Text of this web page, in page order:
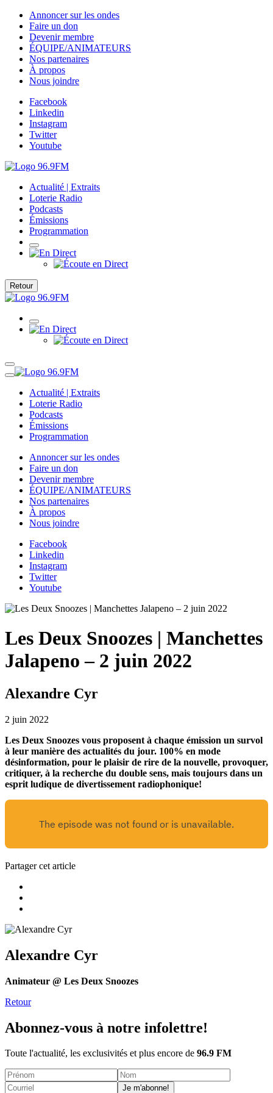
Annoncer sur les ondes
Faire un don
Devenir membre
ÉQUIPE/ANIMATEURS
Nos partenaires
À propos
Nous joindre
Facebook
Linkedin
Instagram
Twitter
Youtube
Actualité | Extraits
Loterie Radio
Podcasts
Émissions
Programmation
Retour
Actualité | Extraits
Loterie Radio
Podcasts
Émissions
Programmation
Annoncer sur les ondes
Faire un don
Devenir membre
ÉQUIPE/ANIMATEURS
Nos partenaires
À propos
Nous joindre
Facebook
Linkedin
Instagram
Twitter
Youtube
Les Deux Snoozes | Manchettes
Jalapeno – 2 juin 2022
Alexandre Cyr
2 juin 2022
Les Deux Snoozes vous proposent à chaque émission un survol
à leur manière des actualités du jour. 100% en mode
désinformation, pour le plaisir de rire de la nouvelle, provoquer,
critiquer, à la recherche du double sens, mais toujours dans un
esprit ludique de divertissement radiophonique!
Partager cet article
Alexandre Cyr
Animateur @ Les Deux Snoozes
Retour
Abonnez-vous à notre infolettre!
Toute l'actualité, les exclusivités et plus encore de 96.9 FM
Je m'abonne!